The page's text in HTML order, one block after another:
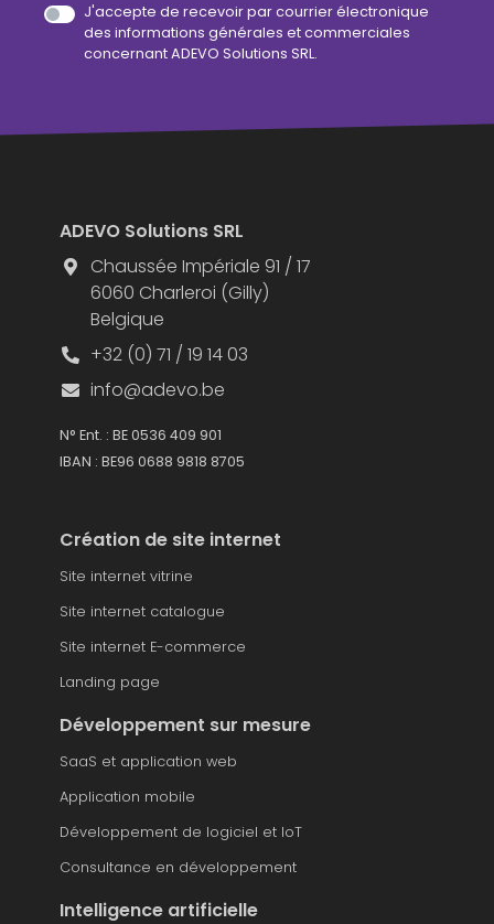
J'accepte de recevoir par courrier électronique
des informations générales et commerciales
concernant ADEVO Solutions SRL.
ADEVO Solutions SRL
Chaussée Impériale 91 / 17
6060 Charleroi (Gilly)
Belgique
+32 (0) 71 / 19 14 03
info@adevo.be
N° Ent. : BE 0536 409 901
IBAN : BE96 0688 9818 8705
Création de site internet
Site internet vitrine
Site internet catalogue
Site internet E-commerce
Landing page
Développement sur mesure
SaaS et application web
Application mobile
Développement de logiciel et IoT
Consultance en développement
Intelligence artificielle